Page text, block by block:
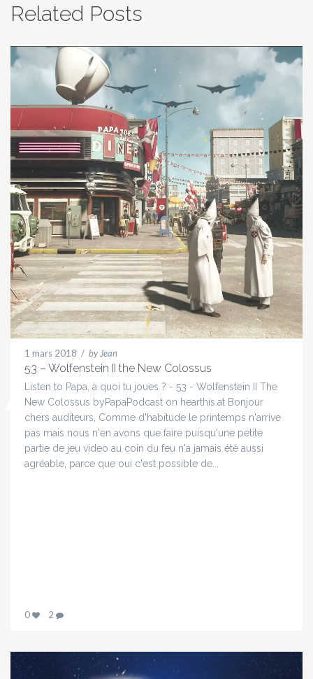
Related Posts
1 mars 2018 / by Jean
53 – Wolfenstein II the New Colossus
Listen to Papa, à quoi tu joues ? - 53 - Wolfenstein II The
New Colossus byPapaPodcast on hearthis.at Bonjour
chers auditeurs, Comme d'habitude le printemps n'arrive
pas mais nous n'en avons que faire puisqu'une petite
partie de jeu video au coin du feu n'a jamais été aussi
agréable, parce que oui c'est possible de...
0 2